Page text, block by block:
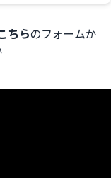
ちらのフォームか